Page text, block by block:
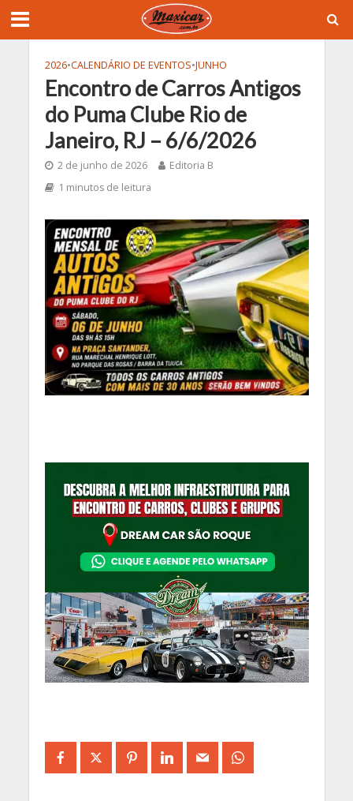
2026•CALENDÁRIO DE EVENTOS•JUNHO
Encontro de Carros Antigos
do Puma Clube Rio de
Janeiro, RJ – 6/6/2026
2 de junho de 2026
Editoria B
1 minutos de leitura